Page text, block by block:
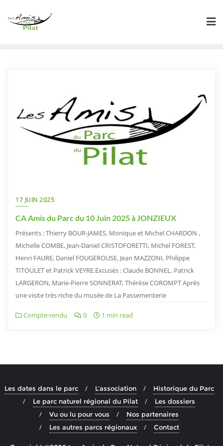
content
17 JUIN 2025
CA Amis du Parc du 10 Juin 2025 à JONZIEUX
Présents : Thierry BOUR-JAMES, Monique et Michel CHARDON ,
Michelle COMBE, Jean-Daniel CRISTOFORETTI, Michel FOREST,
Henri FAURE, Daniel FOUGEROUSE, Jean MAZZONI, Philippe
TITOULET et Patrick VEYRE.Excusés : Claude BONNEL, Patrick
LARGERON, Marie-Pierre SONNERAT, Thérèse COROMPT Après
une visite très riche du musée de La Passementerie
Compte-rendu 0 1 min read
Les dates dans le parc L’association
Historique du Parc
Le parc naturel régional du Pilat
Les dossiers
Vu ou lu pour vous
Nos partenaires
Les autres parcs régionaux
Contact